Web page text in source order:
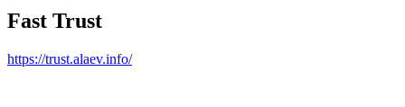
Fast Trust
https://trust.alaev.info/